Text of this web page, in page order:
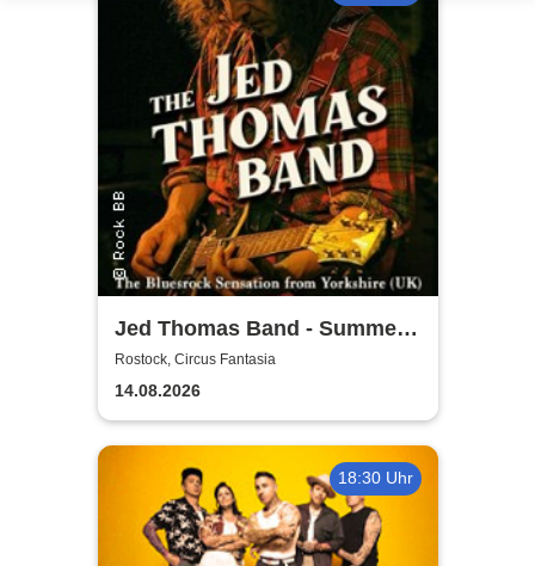
Jed Thomas Band - Summer
Tour 2026
Rostock, Circus Fantasia
14.08.2026
18:30 Uhr